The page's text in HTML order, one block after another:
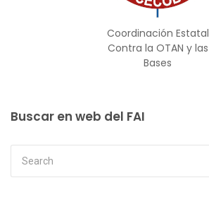
Coordinación Estatal
Contra la OTAN y las
Bases
Buscar en web del FAI